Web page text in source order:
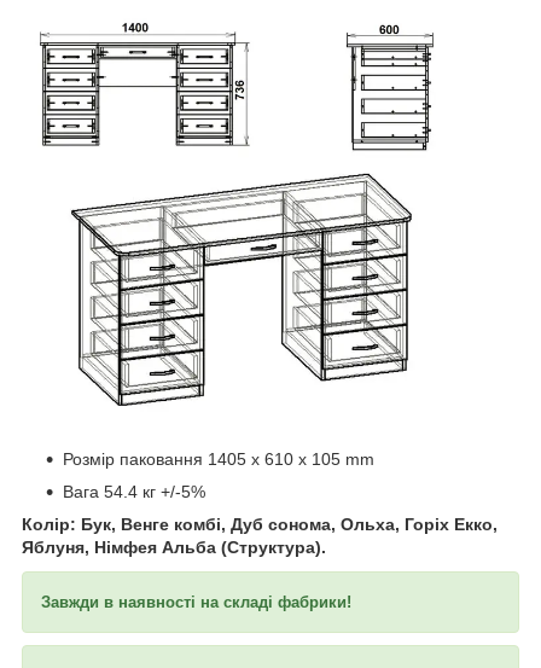
Розмір паковання 1405 x 610 x 105 mm
Вага 54.4 кг +/-5%
Колір: Бук, Венге комбі, Дуб сонома, Ольха, Горіх Екко,
Яблуня, Німфея Альба (Структура).
Завжди в наявності на складі фабрики!